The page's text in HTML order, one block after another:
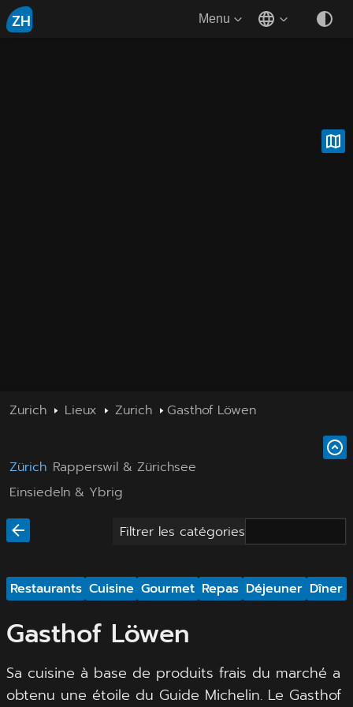
ZH Menu
Zurich Lieux Zurich Gasthof Löwen
Zürich Rapperswil & Zürichsee
Einsiedeln & Ybrig
Filtrer les catégories
Restaurants Cuisine Gourmet Repas Déjeuner Dîner
Gasthof Löwen
Sa cuisine à base de produits frais du marché a
obtenu une étoile du Guide Michelin. Le Gasthof